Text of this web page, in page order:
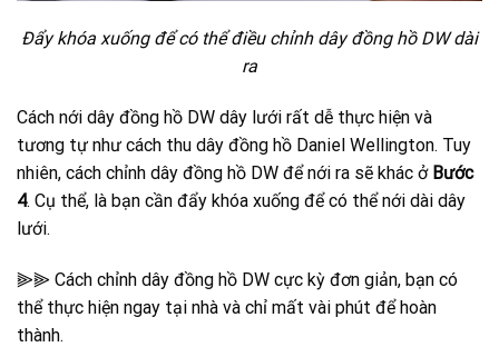
Đẩy khóa xuống để có thể điều chỉnh dây đồng hồ DW dài
ra
Cách nới dây đồng hồ DW dây lưới rất dễ thực hiện và
tương tự như cách thu dây đồng hồ Daniel Wellington. Tuy
nhiên, cách chỉnh dây đồng hồ DW để nới ra sẽ khác ở Bước
4. Cụ thể, là bạn cần đẩy khóa xuống để có thể nới dài dây
lưới.
⫸⫸ Cách chỉnh dây đồng hồ DW cực kỳ đơn giản, bạn có
thể thực hiện ngay tại nhà và chỉ mất vài phút để hoàn
thành.